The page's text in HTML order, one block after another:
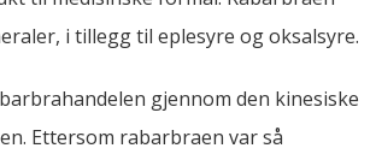
i tillegg til eplesyre og oksalsyre.
gjennom den kinesiske
Ettersom rabarbraen var så